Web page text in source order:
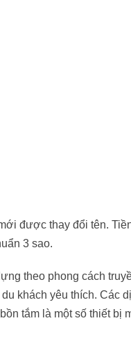
được thay đổi tên.
3 sao.
theo phong cách
khách yêu thích. Các
tắm là một số thiết bị